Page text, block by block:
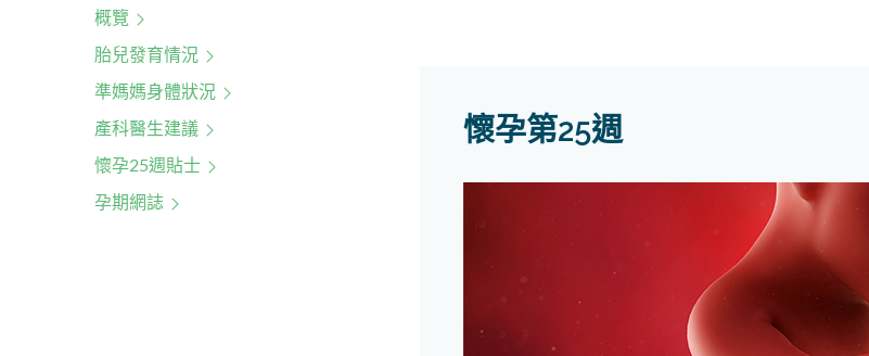
概覽
胎兒發育情況
準媽媽身體狀況
產科醫生建議
懷孕25週貼士
孕期網誌
懷孕第25週